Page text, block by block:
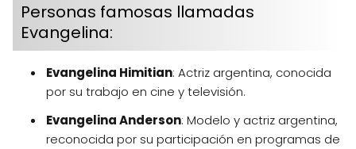
Personas famosas llamadas
Evangelina:
Evangelina Himitian: Actriz argentina, conocida
por su trabajo en cine y televisión.
Evangelina Anderson: Modelo y actriz argentina,
reconocida por su participación en programas de